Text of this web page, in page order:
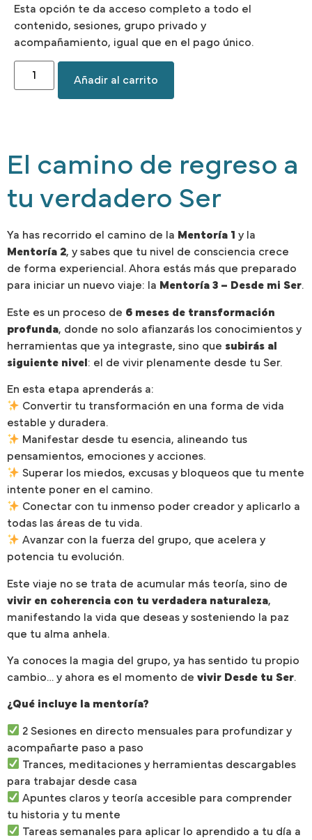
Esta opción te da acceso completo a todo el
contenido, sesiones, grupo privado y
acompañamiento, igual que en el pago único.
Añadir al carrito
El camino de regreso a
tu verdadero Ser
Ya has recorrido el camino de la Mentoría 1 y la
Mentoría 2, y sabes que tu nivel de consciencia crece
de forma experiencial. Ahora estás más que preparado
para iniciar un nuevo viaje: la Mentoría 3 – Desde mi Ser.
Este es un proceso de 6 meses de transformación
profunda, donde no solo afianzarás los conocimientos y
herramientas que ya integraste, sino que subirás al
siguiente nivel : el de vivir plenamente desde tu Ser.
En esta etapa aprenderás a:
Convertir tu transformación en una forma de vida
estable y duradera.
Manifestar desde tu esencia, alineando tus
pensamientos, emociones y acciones.
Superar los miedos, excusas y bloqueos que tu mente
intente poner en el camino.
Conectar con tu inmenso poder creador y aplicarlo a
todas las áreas de tu vida.
Avanzar con la fuerza del grupo, que acelera y
potencia tu evolución.
Este viaje no se trata de acumular más teoría, sino de
vivir en coherencia con tu verdadera naturaleza,
manifestando la vida que deseas y sosteniendo la paz
que tu alma anhela.
Ya conoces la magia del grupo, ya has sentido tu propio
cambio… y ahora es el momento de vivir Desde tu Ser.
¿Qué incluye la mentoría?
2 Sesiones en directo mensuales para profundizar y
acompañarte paso a paso
Trances, meditaciones y herramientas descargables
para trabajar desde casa
Apuntes claros y teoría accesible para comprender
tu historia y tu mente
Tareas semanales para aplicar lo aprendido a tu día a